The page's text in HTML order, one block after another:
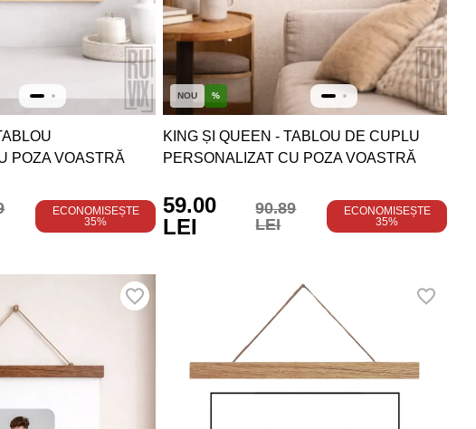
POZA VOASTRĂ
ECONOMISEȘTE
35%
NOU %
KING ȘI QUEEN - TABLOU DE CUPLU
PERSONALIZAT CU POZA VOASTRĂ
59.00
LEI
90.89
LEI
ECONOMISEȘTE
35%